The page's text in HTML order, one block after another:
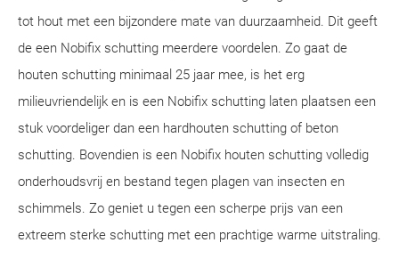
tot hout met een bijzondere mate van duurzaamheid. Dit geeft
de een Nobifix schutting meerdere voordelen. Zo gaat de
houten schutting minimaal 25 jaar mee, is het erg
milieuvriendelijk en is een Nobifix schutting laten plaatsen een
stuk voordeliger dan een hardhouten schutting of beton
schutting. Bovendien is een Nobifix houten schutting volledig
onderhoudsvrij en bestand tegen plagen van insecten en
schimmels. Zo geniet u tegen een scherpe prijs van een
extreem sterke schutting met een prachtige warme uitstraling.